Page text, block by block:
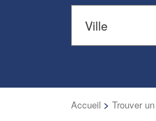
Accueil > Trouver